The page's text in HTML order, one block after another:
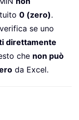
0 (zero).
se uno
direttamente
che non può
da Excel.